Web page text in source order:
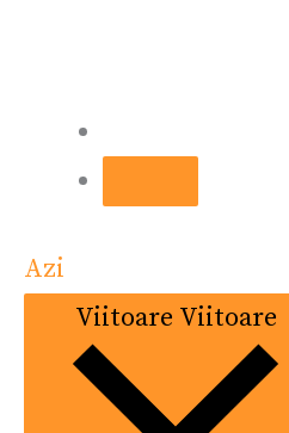
Azi
Viitoare Viitoare